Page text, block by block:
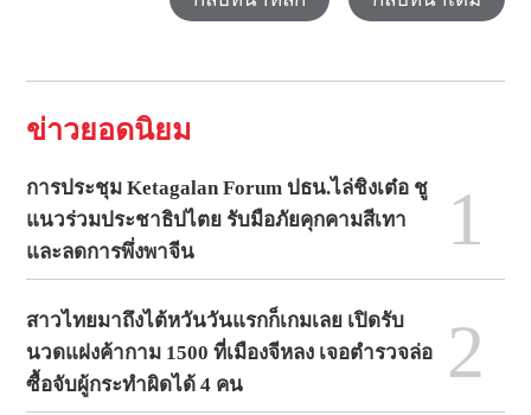
ข่าวยอดนิยม
การประชุม Ketagalan Forum ปธน.ไล่ชิงเต๋อ ชู
แนวร่วมประชาธิปไตย รับมือภัยคุกคามสีเทา
และลดการพึ่งพาจีน
1
สาวไทยมาถึงไต้หวันวันแรกก็เกมเลย เปิดรับ
นวดแฝงค้ากาม 1500 ที่เมืองจีหลง เจอตำรวจล่อ
ซื้อจับผู้กระทำผิดได้ 4 คน
2